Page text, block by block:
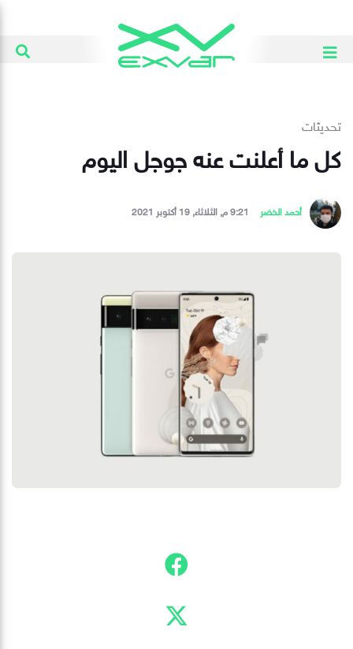
تحديثات
كل ما أعلنت عنه جوجل اليوم
أحمد الخضر 9:21 م, الثلاثاء, 19 أكتوبر 2021